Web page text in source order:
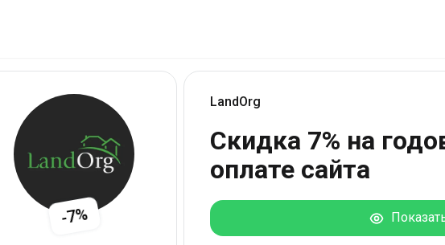
-7%
LandOrg
Скидка 7% на
оплате сайта